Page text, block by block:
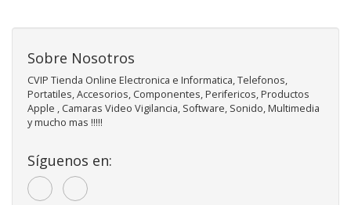
Sobre Nosotros
CVIP Tienda Online Electronica e Informatica, Telefonos,
Portatiles, Accesorios, Componentes, Perifericos, Productos
Apple , Camaras Video Vigilancia, Software, Sonido, Multimedia
y mucho mas !!!!!
Síguenos en: